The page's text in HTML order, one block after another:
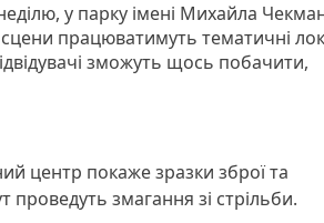
у парку імені Михайла
працюватимуть тематичні
зможуть щось побачити,
центр покаже зразки зброї та
проведуть змагання зі стрільби.